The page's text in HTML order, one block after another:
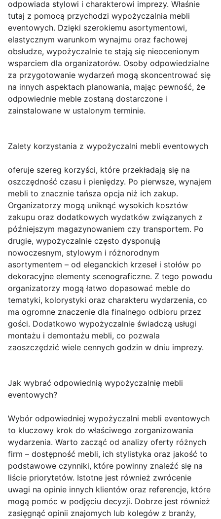
odpowiada stylowi i charakterowi imprezy. Właśnie
tutaj z pomocą przychodzi wypożyczalnia mebli
eventowych. Dzięki szerokiemu asortymentowi,
elastycznym warunkom wynajmu oraz fachowej
obsłudze, wypożyczalnie te stają się nieocenionym
wsparciem dla organizatorów. Osoby odpowiedzialne
za przygotowanie wydarzeń mogą skoncentrować się
na innych aspektach planowania, mając pewność, że
odpowiednie meble zostaną dostarczone i
zainstalowane w ustalonym terminie.
Zalety korzystania z wypożyczalni mebli eventowych
oferuje szereg korzyści, które przekładają się na
oszczędność czasu i pieniędzy. Po pierwsze, wynajem
mebli to znacznie tańsza opcja niż ich zakup.
Organizatorzy mogą uniknąć wysokich kosztów
zakupu oraz dodatkowych wydatków związanych z
późniejszym magazynowaniem czy transportem. Po
drugie, wypożyczalnie często dysponują
nowoczesnym, stylowym i różnorodnym
asortymentem – od eleganckich krzeseł i stołów po
dekoracyjne elementy scenograficzne. Z tego powodu
organizatorzy mogą łatwo dopasować meble do
tematyki, kolorystyki oraz charakteru wydarzenia, co
ma ogromne znaczenie dla finalnego odbioru przez
gości. Dodatkowo wypożyczalnie świadczą usługi
montażu i demontażu mebli, co pozwala
zaoszczędzić wiele cennych godzin w dniu imprezy.
Jak wybrać odpowiednią wypożyczalnię mebli
eventowych?
Wybór odpowiedniej wypożyczalni mebli eventowych
to kluczowy krok do właściwego zorganizowania
wydarzenia. Warto zacząć od analizy oferty różnych
firm – dostępność mebli, ich stylistyka oraz jakość to
podstawowe czynniki, które powinny znaleźć się na
liście priorytetów. Istotne jest również zwrócenie
uwagi na opinie innych klientów oraz referencje, które
mogą pomóc w podjęciu decyzji. Dobrze jest również
zasięgnąć opinii znajomych lub kolegów z branży,